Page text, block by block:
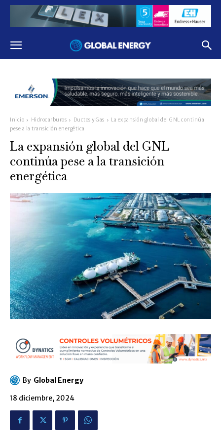
Inicio Hidrocarburos Ductos y Gas
La expansión global del GNL continúa
pese a la transición energética
La expansión global del GNL
continúa pese a la transición
energética
By Global Energy
18 diciembre, 2024